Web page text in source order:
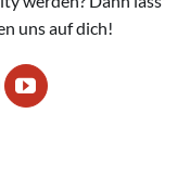
uns auf dich!